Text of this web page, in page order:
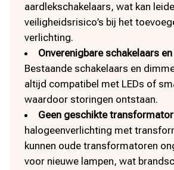
aardlekschakelaars, wat kan
veiligheidsrisico’s bij het
verlichting.​
Onverenigbare schakelaars
Bestaande schakelaars en
altijd compatibel met LEDs of
waardoor storingen ontstaan.​
Geen geschikte
halogeenverlichting met
kunnen oude transformatoren
voor nieuwe lampen, wat